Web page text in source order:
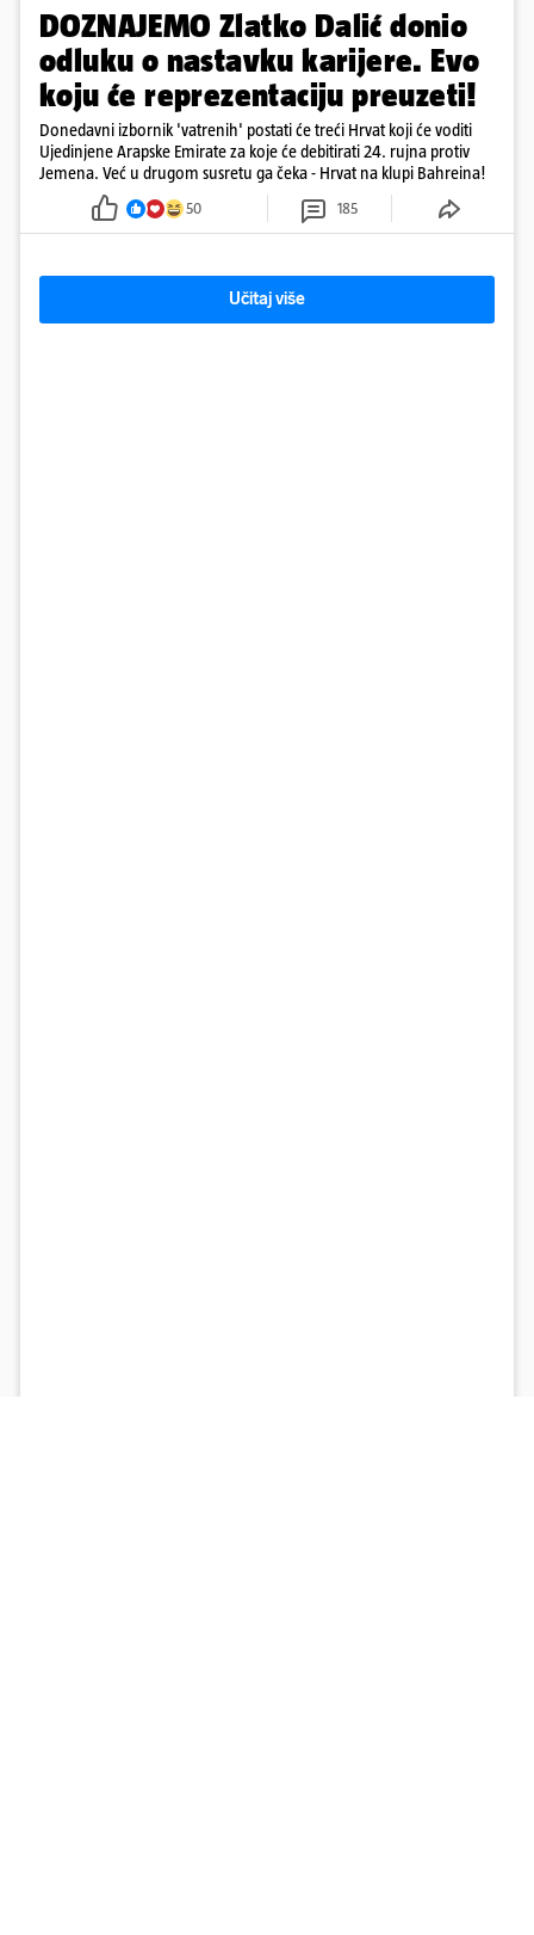
DOZNAJEMO Zlatko Dalić donio
odluku o nastavku karijere. Evo
koju će reprezentaciju preuzeti!
Donedavni izbornik 'vatrenih' postati će treći Hrvat koji će voditi
Ujedinjene Arapske Emirate za koje će debitirati 24. rujna protiv
Jemena. Već u drugom susretu ga čeka - Hrvat na klupi Bahreina!
50 185
Učitaj više